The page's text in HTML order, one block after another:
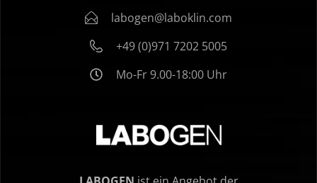
labogen@laboklin.com
+49 (0)971 7202 5005
Mo-Fr 9.00-18:00 Uhr